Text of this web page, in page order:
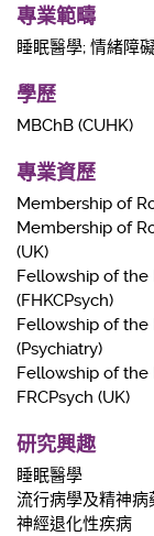
專業範疇
睡眠醫學; 情緒障
學歷
MBChB (CUHK)
專業資歷
Membership of
Membership of
(UK)
Fellowship of the
(FHKCPsych)
Fellowship of the
(Psychiatry)
Fellowship of the
FRCPsych (UK)
研究興趣
睡眠醫學
流行病學及精神病
神經退化性疾病